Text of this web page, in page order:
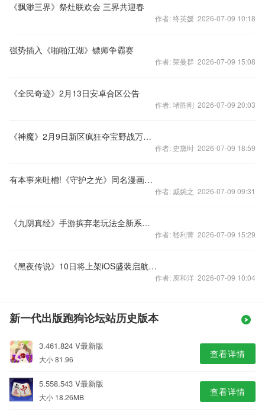
《飘渺三界》祭灶联欢会 三界共迎春
作者: 终英媛 2026-07-09 10:18
强势插入《啪啪江湖》镖师争霸赛
作者: 荣曼群 2026-07-09 15:08
《全民奇迹》2月13日安卓合区公告
作者: 堵胜刚 2026-07-09 20:03
《神魔》2月9日新区疯狂夺宝野战万人聚集
作者: 史黛时 2026-07-09 18:59
有本事来吐槽!《守护之光》同名漫画第四章
作者: 戚婉之 2026-07-09 09:31
《九阴真经》手游摈弃老玩法全新系统来袭
作者: 嵇利菁 2026-07-09 15:29
《黑夜传说》10日将上架iOS盛装启航不删档
作者: 庾和洋 2026-07-09 10:04
新一代出版跑狗论坛站历史版本
3.461.824 V最新版
大小 81.96 查看详情
5.558.543 V最新版
大小 18.26MB 查看详情